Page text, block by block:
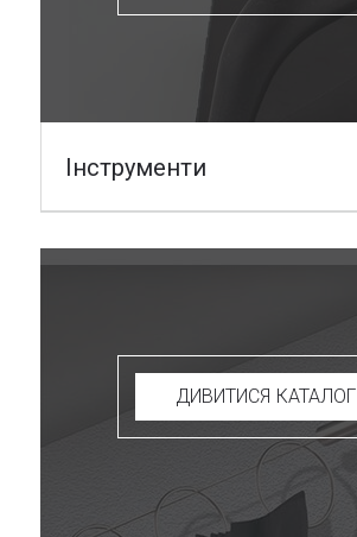
Інструменти
ДИВИТИСЯ КАТАЛОГ